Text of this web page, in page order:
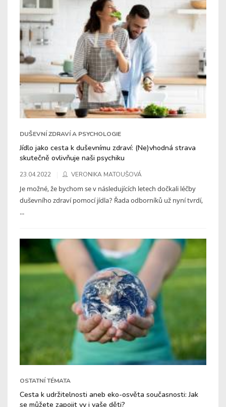
DUŠEVNÍ ZDRAVÍ A PSYCHOLOGIE
Jídlo jako cesta k duševnímu zdraví: (Ne)vhodná strava
skutečně ovlivňuje naši psychiku
23.04.2022 VERONIKA MATOUŠOVÁ
Je možné, že bychom se v následujících letech dočkali léčby
duševního zdraví pomocí jídla? Řada odborníků už nyní tvrdí,
...
OSTATNÍ TÉMATA
Cesta k udržitelnosti aneb eko-osvěta současnosti: Jak
se můžete zapojit vy i vaše děti?